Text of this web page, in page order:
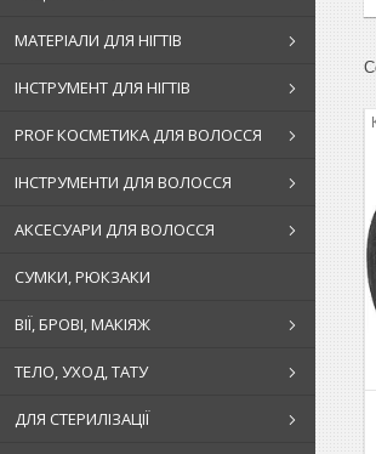
МАТЕРІАЛИ ДЛЯ НІГТІВ
ІНСТРУМЕНТ ДЛЯ НІГТІВ
PROF КОСМЕТИКА ДЛЯ ВОЛОССЯ
ІНСТРУМЕНТИ ДЛЯ ВОЛОССЯ
АКСЕСУАРИ ДЛЯ ВОЛОССЯ
СУМКИ, РЮКЗАКИ
ВІЇ, БРОВІ, МАКІЯЖ
ТЕЛО, УХОД, ТАТУ
ДЛЯ СТЕРИЛІЗАЦІЇ